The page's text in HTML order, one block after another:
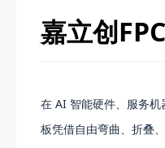
嘉立创
在 AI 智能硬件、服务
板凭借自由弯曲、折叠